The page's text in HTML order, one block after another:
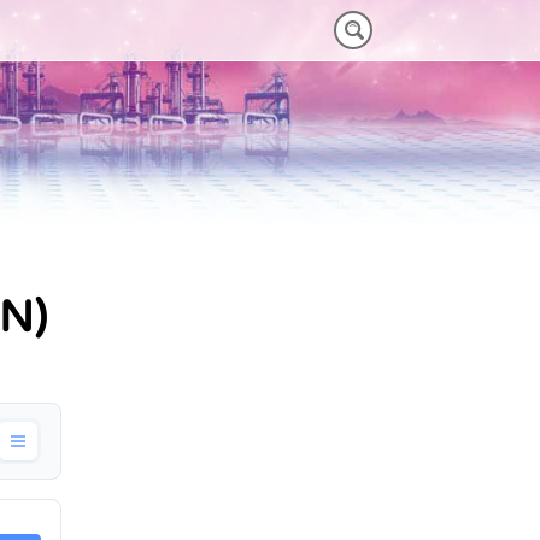
DUTYVORTEILE VT PLUS-SERIE
MT-SERIE (25-75NM)